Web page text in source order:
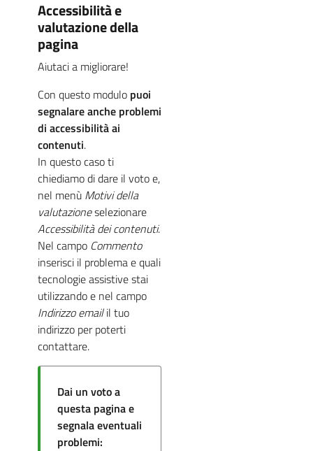
Accessibilità e
valutazione della
pagina
Aiutaci a migliorare!
Con questo modulo puoi
segnalare anche problemi
di accessibilità ai
contenuti.
In questo caso ti
chiediamo di dare il voto e,
nel menù Motivi della
valutazioneselezionare
Accessibilità dei contenuti.
Nel campo Commento
inserisci il problema e quali
tecnologie assistive stai
utilizzando e nel campo
Indirizzo emailil tuo
indirizzo per poterti
contattare.
Dai un voto a
questa pagina e
segnala eventuali
problemi: